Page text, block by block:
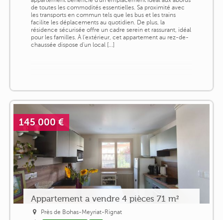
de toutes les commodités essentielles. Sa proximité avec
les transports en commun tels que les bus et les trains
facilite les déplacements au quotidien. De plus, la
résidence sécurisée offre un cadre serein et rassurant, idéal
pour les familles. À l'extérieur, cet appartement au rez-de-
chaussée dispose d'un local [...]
145 000 €
Appartement a vendre 4 pièces 71 m²
Près de Bohas-Meyriat-Rignat